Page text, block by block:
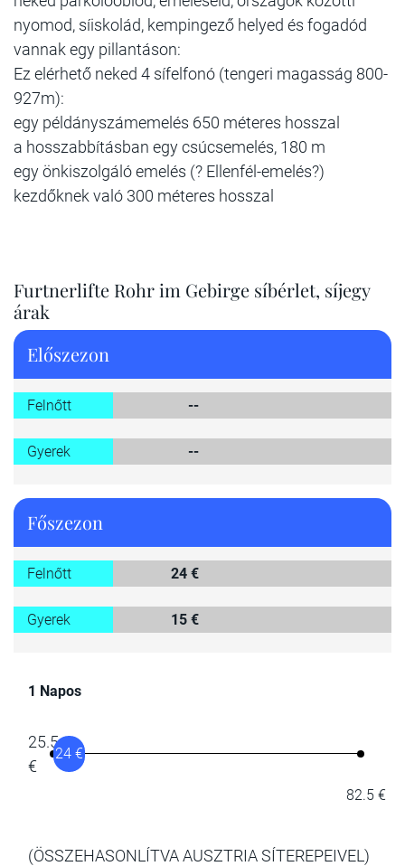
nyomod, síiskolád, kempingező helyed és fogadód
vannak egy pillantáson:
Ez elérhető neked 4 sífelfonó (tengeri magasság 800-
927m):
egy példányszámemelés 650 méteres hosszal
a hosszabbításban egy csúcsemelés, 180 m
egy önkiszolgáló emelés (? Ellenfél-emelés?)
kezdőknek való 300 méteres hosszal
Furtnerlifte Rohr im Gebirge síbérlet, síjegy
árak
Előszezon
Felnőtt --
Gyerek --
Főszezon
Felnőtt 24 €
Gyerek 15 €
1 Napos
25.5
€
24 €
82.5 €
(ÖSSZEHASONLÍTVA AUSZTRIA SÍTEREPEIVEL)